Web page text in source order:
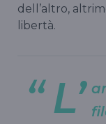
dell’altro,
libertà.
L’